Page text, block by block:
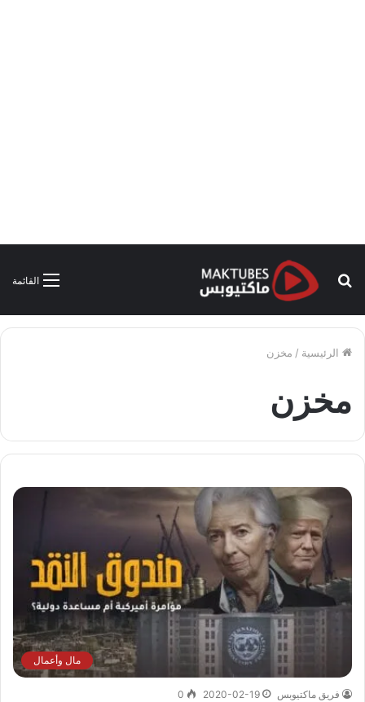
القائمة
بحث
الرئيسية / مخزن
مخزن
مال وأعمال
فريق ماكتيوبس 2020-02-19
0